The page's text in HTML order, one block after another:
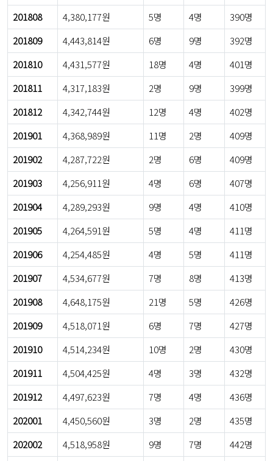
201808
4,380,177원 5명 4명
390명
201809
4,443,814원 6명 9명
392명
201810
4,431,577원 18명 4명
401명
201811
4,317,183원 2명 9명
399명
201812
4,342,744원 12명 4명
402명
201901
4,368,989원 11명 2명
409명
201902
4,287,722원 2명 6명
409명
201903
4,256,911원 4명 6명
407명
201904
4,289,293원 9명 4명
410명
201905
4,264,591원 5명 4명
411명
201906
4,254,485원 4명 5명
411명
201907
4,534,677원 7명 8명
413명
201908
4,648,175원 21명 5명
426명
201909
4,518,071원 6명 7명
427명
201910
4,514,234원 10명 2명
430명
201911
4,504,425원 4명 3명
432명
201912
4,497,623원 7명 4명
436명
202001
4,450,560원 3명 2명
435명
202002
4,518,958원 9명 7명
442명